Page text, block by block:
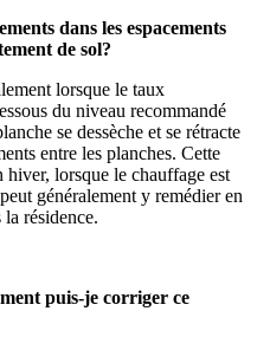
dans les espacements
de sol?
lorsque le taux
du niveau recommandé
se dessèche et se rétracte
entre les planches. Cette
hiver, lorsque le chauffage est
généralement y remédier en
résidence.
puis-je corriger ce